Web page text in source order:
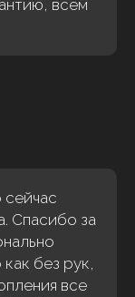
всем
Спасибо за
без рук,
все